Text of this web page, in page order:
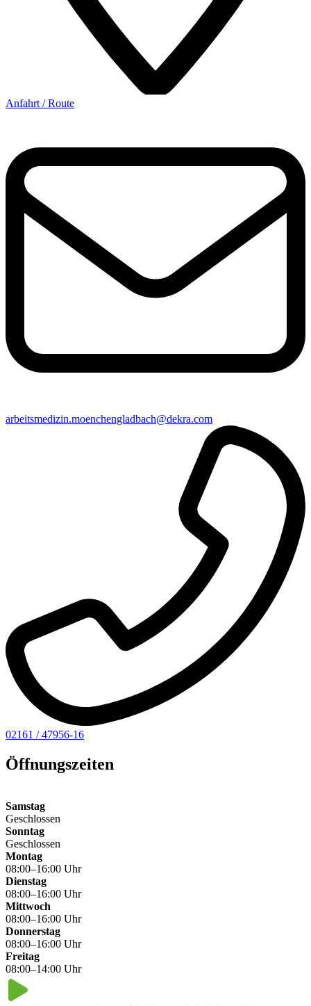
Anfahrt / Route
arbeitsmedizin​.moenchengladbach@​dekra.com
02161 / 47956-16
Öffnungszeiten
Samstag
Geschlossen
Sonntag
Geschlossen
Montag
08:00–16:00 Uhr
Dienstag
08:00–16:00 Uhr
Mittwoch
08:00–16:00 Uhr
Donnerstag
08:00–16:00 Uhr
Freitag
08:00–14:00 Uhr